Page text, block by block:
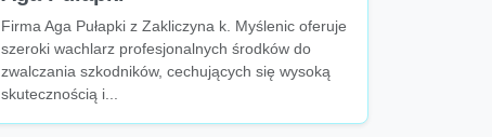
Firma Aga Pułapki z Zakliczyna k. Myślenic oferuje
szeroki wachlarz profesjonalnych środków do
zwalczania szkodników, cechujących się wysoką
skutecznością i...